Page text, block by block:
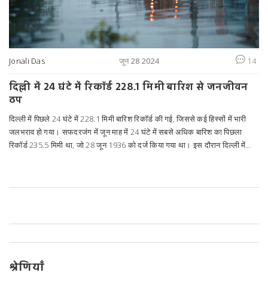
Jonali Das जून 28 2024 14
दिल्ली में 24 घंटे में रिकॉर्ड 228.1 मिमी बारिश से जनजीवन
ठप
दिल्ली में पिछले 24 घंटे में 228.1 मिमी बारिश रिकॉर्ड की गई, जिससे कई हिस्सों में भारी
जलभराव हो गया। सफदरजंग में जून माह में 24 घंटे में सबसे अधिक बारिश का पिछला
रिकॉर्ड 235.5 मिमी था, जो 28 जून 1936 को दर्ज किया गया था। इस दौरान दिल्ली में
श्रेणियाँ